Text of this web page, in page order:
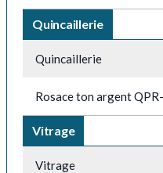
Quincaillerie
Quincaillerie
Rosace ton argent
Vitrage
Vitrage